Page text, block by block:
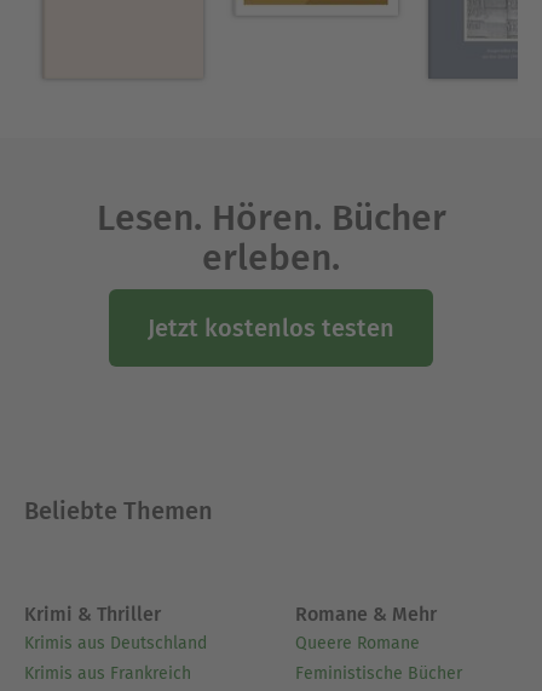
Lesen. Hören. Bücher
erleben.
Jetzt kostenlos testen
Beliebte Themen
Krimi & Thriller
Krimis aus Deutschland
Krimis aus Frankreich
Romane & Mehr
Queere Romane
Feministische Bücher